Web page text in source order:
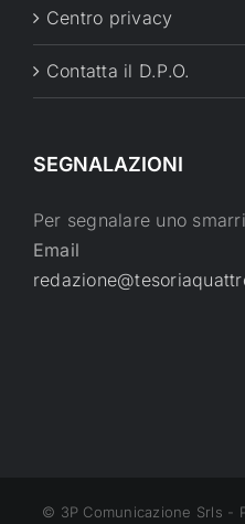
Centro privacy
Contatta il D.P.O.
SEGNALAZIONI
Per segnalare uno
Email
© 3P Comunicazione Srls -